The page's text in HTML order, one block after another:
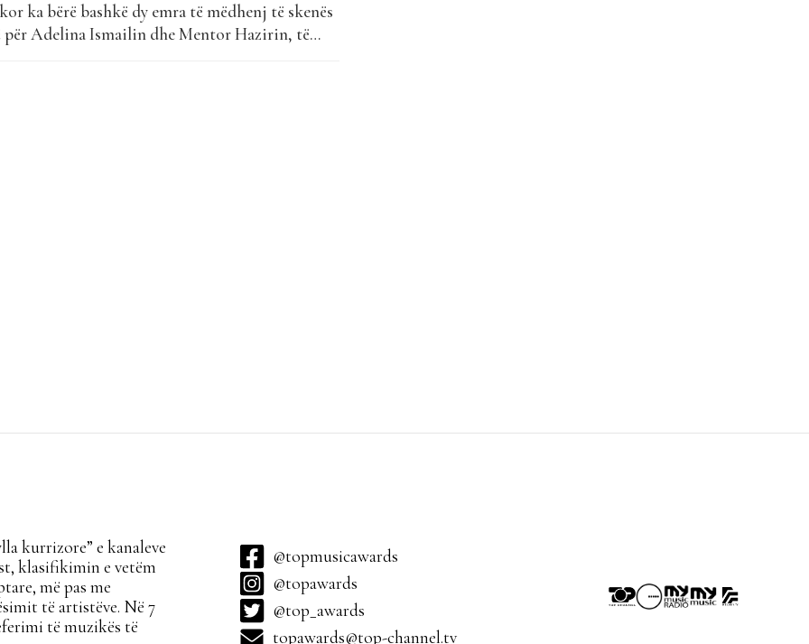
ka bërë bashkë dy emra të mëdhenj të skenës
për Adelina Ismailin dhe Mentor Hazirin, të
kurrizore” e kanaleve
klasifikimin e vetëm
më pas me
të artistëve. Në 7
të muzikës të
@topmusicawards
@topawards
@top_awards
topawards@top-channel.tv